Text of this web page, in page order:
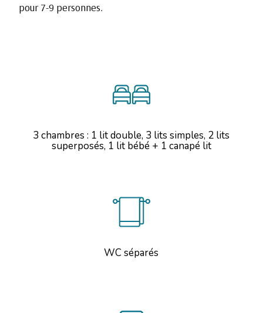
pour 7-9 personnes.
3 chambres : 1 lit double, 3 lits simples, 2 lits
superposés, 1 lit bébé + 1 canapé lit
WC séparés